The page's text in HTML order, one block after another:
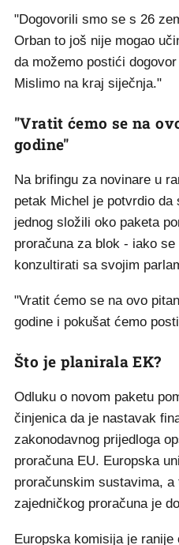
"Dogovorili smo se s 26
Orban to još nije mogao
da možemo postići
Mislimo na kraj siječnja."
"Vratit ćemo se na
godine"
Na brifingu za novinare u
petak Michel je potvrdio
jednog složili oko paketa
proračuna za blok - iako
konzultirati sa svojim
"Vratit ćemo se na ovo
godine i pokušat ćemo
Što je planirala EK?
Odluku o novom paketu
činjenica da je nastavak
zakonodavnog prijedloga
proračuna EU. Europska
proračunskim sustavima, a
zajedničkog proračuna je
Europska komisija je ranije